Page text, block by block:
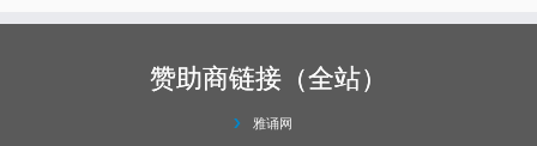
赞助商链接（全站）
雅诵网